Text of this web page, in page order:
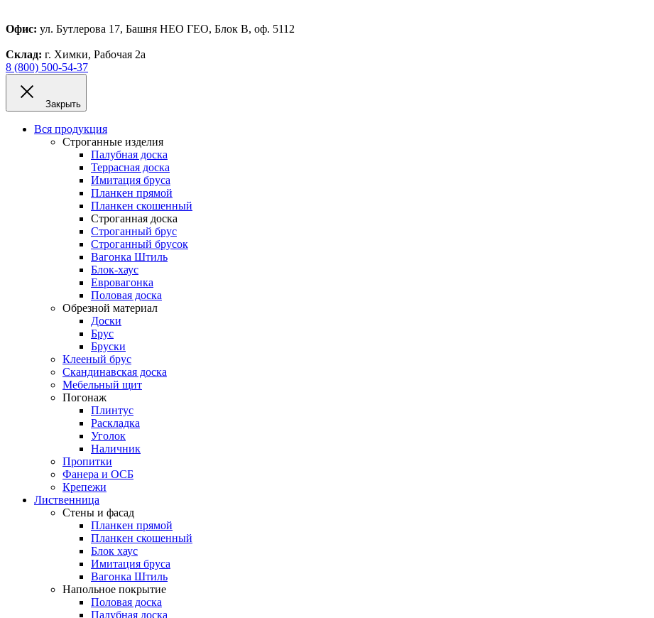
Офис: ул. Бутлерова 17, Башня НЕО ГЕО, Блок В, оф. 5112
Склад: г. Химки, Рабочая 2а
8 (800) 500-54-37
Закрыть
Вся продукция
Строганные изделия
Палубная доска
Террасная доска
Имитация бруса
Планкен прямой
Планкен скошенный
Строганная доска
Строганный брус
Строганный брусок
Вагонка Штиль
Блок-хаус
Евровагонка
Половая доска
Обрезной материал
Доски
Брус
Бруски
Клееный брус
Скандинавская доска
Мебельный щит
Погонаж
Плинтус
Раскладка
Уголок
Наличник
Пропитки
Фанера и ОСБ
Крепежи
Лиственница
Стены и фасад
Планкен прямой
Планкен скошенный
Блок хаус
Имитация бруса
Вагонка Штиль
Напольное покрытие
Половая доска
Палубная доска